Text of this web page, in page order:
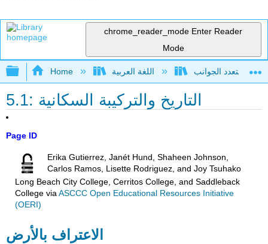
chrome_reader_mode Enter Reader
Mode
Expand/collapse global hierarchy
Home
5.1: التاريخ والتركيبة السكانية
Page ID
Erika Gutierrez, Janét Hund, Shaheen Johnson,
Carlos Ramos, Lisette Rodriguez, and Joy Tsuhako
Long Beach City College, Cerritos College, and Saddleback
Collegevia ASCCC Open Educational Resources Initiative
(OERI)
الاعتراف بالأرض